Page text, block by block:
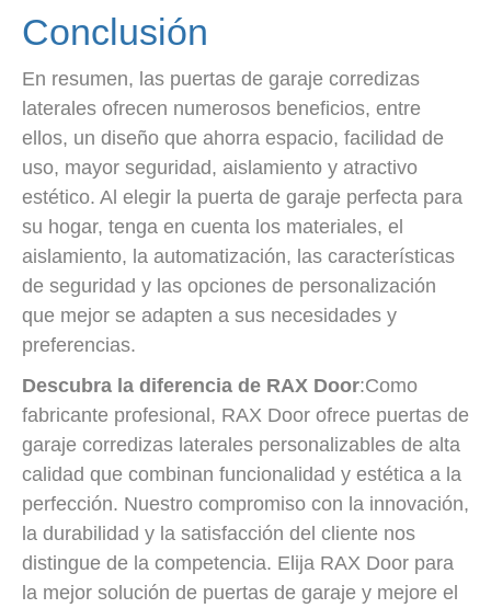
Conclusión
En resumen, las puertas de garaje corredizas
laterales ofrecen numerosos beneficios, entre
ellos, un diseño que ahorra espacio, facilidad de
uso, mayor seguridad, aislamiento y atractivo
estético. Al elegir la puerta de garaje perfecta para
su hogar, tenga en cuenta los materiales, el
aislamiento, la automatización, las características
de seguridad y las opciones de personalización
que mejor se adapten a sus necesidades y
preferencias.
Descubra la diferencia de RAX Door:Como
fabricante profesional, RAX Door ofrece puertas de
garaje corredizas laterales personalizables de alta
calidad que combinan funcionalidad y estética a la
perfección. Nuestro compromiso con la innovación,
la durabilidad y la satisfacción del cliente nos
distingue de la competencia. Elija RAX Door para
la mejor solución de puertas de garaje y mejore el